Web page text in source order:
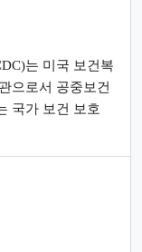
는 미국 보건복
으로서 공중보건
국가 보건 보호